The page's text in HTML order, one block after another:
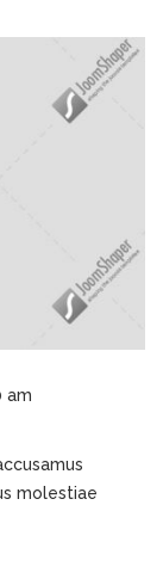
am
molestiae